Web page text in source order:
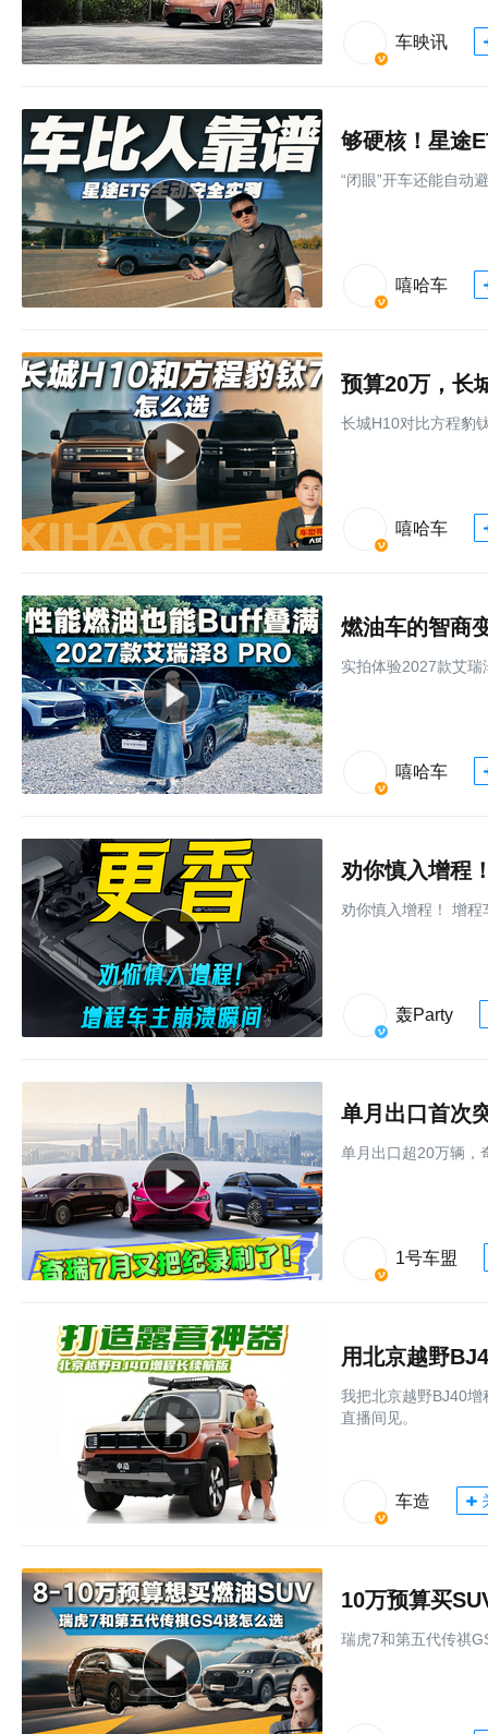
车映讯
够硬核！星途
“闭眼”开车还能自动
嘻哈车
预算20万，长
长城H10对比方程豹
嘻哈车
实拍体验2027款艾
嘻哈车
劝你慎入增程
劝你慎入增程！ 增
轰Party
单月出口首次
单月出口超20万辆，
1号车盟
用北京越野
我把北京越野BJ40
直播间见。
车造
10万预算买
瑞虎7和第五代传祺